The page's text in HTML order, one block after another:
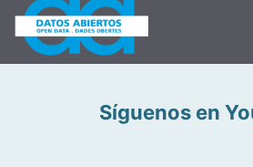
Síguenos en